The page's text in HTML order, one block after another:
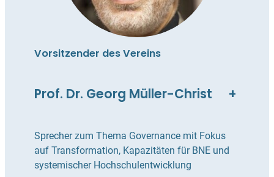
Vorsitzender des Vereins
Prof. Dr. Georg Müller-Christ +
Sprecher zum Thema Governance mit Fokus
auf Transformation, Kapazitäten für BNE und
systemischer Hochschulentwicklung